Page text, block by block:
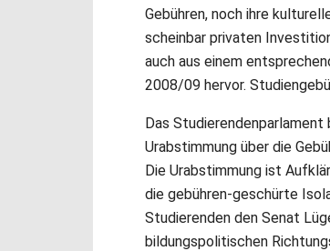
Gebühren, noch ihre
scheinbar privaten
auch aus einem
2008/09 hervor.
Das
Urabstimmung über die
Die Urabstimmung ist
die gebühren-geschürte
Studierenden den Senat
bildungspolitischen